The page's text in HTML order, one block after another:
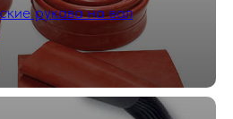
рукава на вал